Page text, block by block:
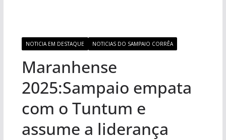
NOTICIA EM DESTAQUE NOTICIAS DO SAMPAIO CORRÊA
Maranhense
2025:Sampaio empata
com o Tuntum e
assume a liderança